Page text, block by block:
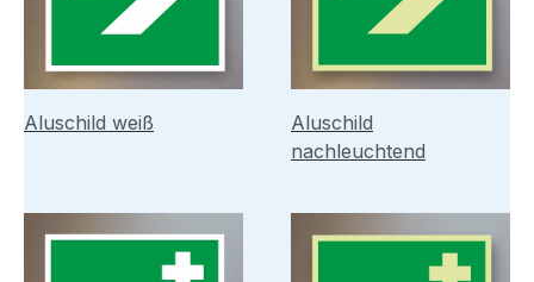
Aluschild weiß
Aluschild
nachleuchtend